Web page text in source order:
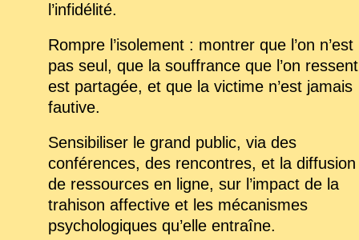
l’infidélité.
Rompre l’isolement : montrer que l’on n’est
pas seul, que la souffrance que l’on ressent
est partagée, et que la victime n’est jamais
fautive.
Sensibiliser le grand public, via des
conférences, des rencontres, et la diffusion
de ressources en ligne, sur l’impact de la
trahison affective et les mécanismes
psychologiques qu’elle entraîne.